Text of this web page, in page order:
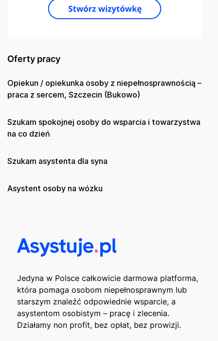
Oferty pracy
Opiekun / opiekunka osoby z niepełnosprawnością –
praca z sercem, Szczecin (Bukowo)
Szukam spokojnej osoby do wsparcia i towarzystwa
na co dzień
Szukam asystenta dla syna
Asystent osoby na wózku
Jedyna w Polsce całkowicie darmowa platforma,
która pomaga osobom niepełnosprawnym lub
starszym znaleźć odpowiednie wsparcie, a
asystentom osobistym – pracę i zlecenia.
Działamy non profit, bez opłat, bez prowizji.